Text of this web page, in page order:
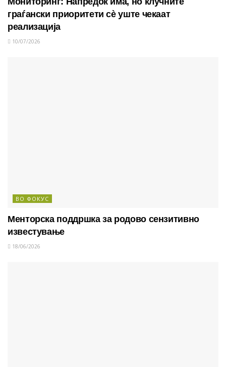
граѓански приоритети сè уште чекаат
реализација
10/07/2026
ВО ФОКУС
Менторска поддршка за родово сензитивно
известување
18/06/2026